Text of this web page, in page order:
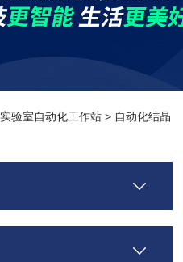
实验室自动化工作站 > 自动化结晶